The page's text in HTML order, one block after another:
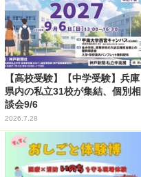
【高校受験】【中学受験】兵庫
県内の私立31校が集結、個別相
談会9/6
2026.7.28